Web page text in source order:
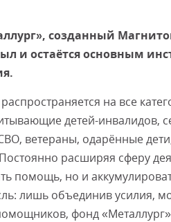
созданный
и остаётся основным
на все
детей-
ветераны, одарённые
расширяя сферу
помощь, но и
лишь объединив усилия,
фонд